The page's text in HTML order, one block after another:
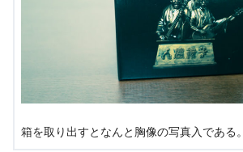
箱を取り出すとなんと胸像の写真入である。